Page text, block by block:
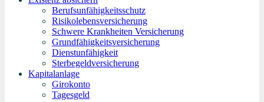
Berufsunfähigkeitsschutz
Risikolebensversicherung
Schwere Krankheiten Versicherung
Grundfähigkeitsversicherung
Dienstunfähigkeit
Sterbegeldversicherung
Kapitalanlage
Girokonto
Tagesgeld